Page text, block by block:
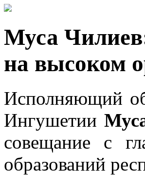
Муса
на высоком
Исполняющий
Ингушетии
совещание с
образований